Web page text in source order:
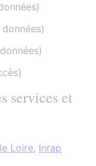
)
)
)
)
services et
Loire, Inrap